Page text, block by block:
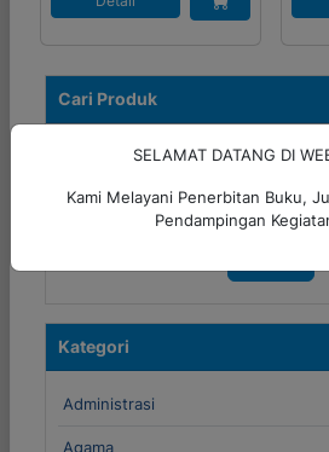
Cari Produk
Kategori
Administrasi
Agama
SELAMAT DATANG DI
Kami Melayani Penerbitan Buku,
Pendampingan